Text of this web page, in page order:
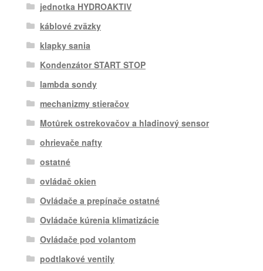
jednotka HYDROAKTIV
káblové zväzky
klapky sania
Kondenzátor START STOP
lambda sondy
mechanizmy stieračov
Motůrek ostrekovačov a hladinový sensor
ohrievače nafty
ostatné
ovládač okien
Ovládače a prepínače ostatné
Ovládače kúrenia klimatizácie
Ovládače pod volantom
podtlakové ventily